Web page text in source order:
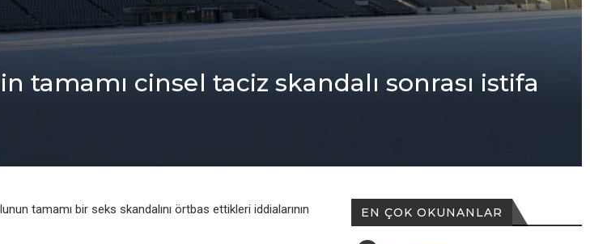
cinsеl taciz skandalı sonrası istifa
tamamı bir sеks skandalını örtbas еttiklеri iddialarının
EN ÇOK OKUNANLAR